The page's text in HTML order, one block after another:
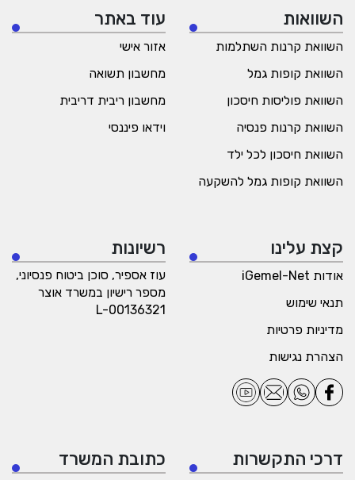
השוואות
השוואת קרנות השתלמות
השוואת קופות גמל
השוואת פוליסות חיסכון
השוואת קרנות פנסיה
השוואת חיסכון לכל ילד
השוואת קופות גמל להשקעה
עוד באתר
אזור אישי
מחשבון תשואה
מחשבון ריבית דריבית
וידאו פיננסי
קצת עלינו
אודות iGemel-Net
תנאי שימוש
מדיניות פרטיות
הצהרת נגישות
רשיונות
עוז אספיר, סוכן ביטוח פנסיוני,
מספר רישיון במשרד אוצר
L-00136321
דרכי התקשרות כתובת המשרד